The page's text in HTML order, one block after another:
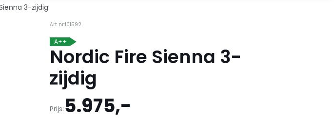
3-zijdig
Art nr:101592
A++
Nordic Fire Sienna 3-
zijdig
Prijs: 5.975,-